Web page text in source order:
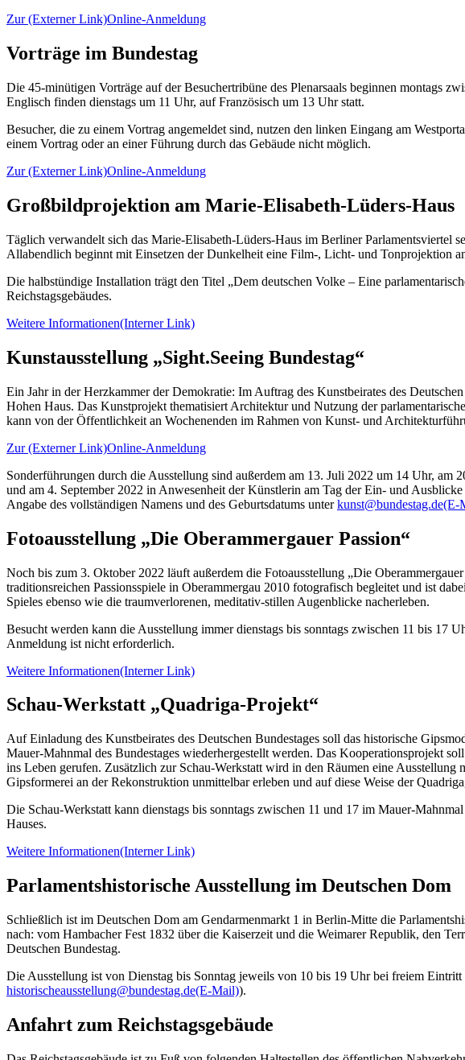
Zur(Externer Link)Online-Anmeldung
Vorträge im Bundestag
Die 45-minütigen Vorträge auf der Besuchertribüne des Plenarsaals beginnen montags
Englisch finden dienstags um 11 Uhr, auf Französisch um 13 Uhr statt.
Besucher, die zu einem Vortrag angemeldet sind, nutzen den linken Eingang am
einem Vortrag oder an einer Führung durch das Gebäude nicht möglich.
Zur(Externer Link)Online-Anmeldung
Großbildprojektion am Marie-Elisabeth-Lüders-Haus
Täglich verwandelt sich das Marie-Elisabeth-Lüders-Haus im Berliner Parlamentsviertel
Allabendlich beginnt mit Einsetzen der Dunkelheit eine Film-, Licht- und Tonprojektion
Die halbstündige Installation trägt den Titel „Dem deutschen Volke – Eine
Reichstagsgebäudes.
Weitere Informationen(Interner Link)
Kunstausstellung „Sight.Seeing Bundestag“
Ein Jahr in der Herzkammer der Demokratie: Im Auftrag des Kunstbeirates des
Hohen Haus. Das Kunstprojekt thematisiert Architektur und Nutzung der
kann von der Öffentlichkeit an Wochenenden im Rahmen von Kunst- und
Zur(Externer Link)Online-Anmeldung
Sonderführungen durch die Ausstellung sind außerdem am 13. Juli 2022 um 14 Uhr,
und am 4. September 2022 in Anwesenheit der Künstlerin am Tag der Ein- und
Angabe des vollständigen Namens und des Geburtsdatums unterkunst@bundestag.de(E-
Fotoausstellung „Die Oberammergauer Passion“
Noch bis zum 3. Oktober 2022 läuft außerdem die Fotoausstellung „Die
traditionsreichen Passionsspiele in Oberammergau 2010 fotografisch begleitet und ist
Spieles ebenso wie die traumverlorenen, meditativ-stillen Augenblicke nacherleben.
Besucht werden kann die Ausstellung immer dienstags bis sonntags zwischen 11 bis
Anmeldung ist nicht erforderlich.
Weitere Informationen(Interner Link)
Schau-Werkstatt „Quadriga-Projekt“
Auf Einladung des Kunstbeirates des Deutschen Bundestages soll das historische
Mauer-Mahnmal des Bundestages wiederhergestellt werden. Das Kooperationsprojekt
ins Leben gerufen. Zusätzlich zur Schau-Werkstatt wird in den Räumen eine
Gipsformerei an der Rekonstruktion unmittelbar erleben und auf diese Weise der
Die Schau-Werkstatt kann dienstags bis sonntags zwischen 11 und 17 im Mauer-
Hauses.
Weitere Informationen(Interner Link)
Parlamentshistorische Ausstellung im Deutschen Dom
Schließlich ist im Deutschen Dom am Gendarmenmarkt 1 in Berlin-Mitte die
nach: vom Hambacher Fest 1832 über die Kaiserzeit und die Weimarer Republik, den
Deutschen Bundestag.
Die Ausstellung ist von Dienstag bis Sonntag jeweils von 10 bis 19 Uhr bei freiem
historischeausstellung@bundestag.de(E-Mail)).
Anfahrt zum Reichstagsgebäude